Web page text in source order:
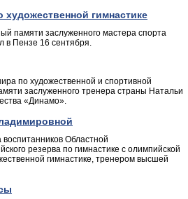
гимнастике
памяти заслуженного мастера спорта
в Пензе 16 сентября.
по художественной и спортивной
заслуженного тренера страны Натальи
«Динамо».
воспитанников Областной
резерва по гимнастике с олимпийской
гимнастике, тренером высшей